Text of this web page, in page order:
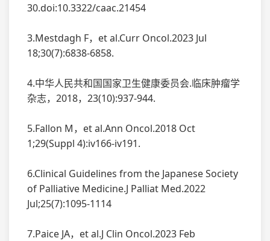
30.doi:10.3322/caac.21454
3.Mestdagh F，et al.Curr Oncol.2023 Jul
18;30(7):6838-6858.
4.中华人民共和国国家卫生健康委员会.临床肿瘤学
杂志，2018，23(10):937-944.
5.Fallon M，et al.Ann Oncol.2018 Oct
1;29(Suppl 4):iv166-iv191.
6.Clinical Guidelines from the Japanese Society
of Palliative Medicine.J Palliat Med.2022
Jul;25(7):1095-1114
7.Paice JA，et al.J Clin Oncol.2023 Feb